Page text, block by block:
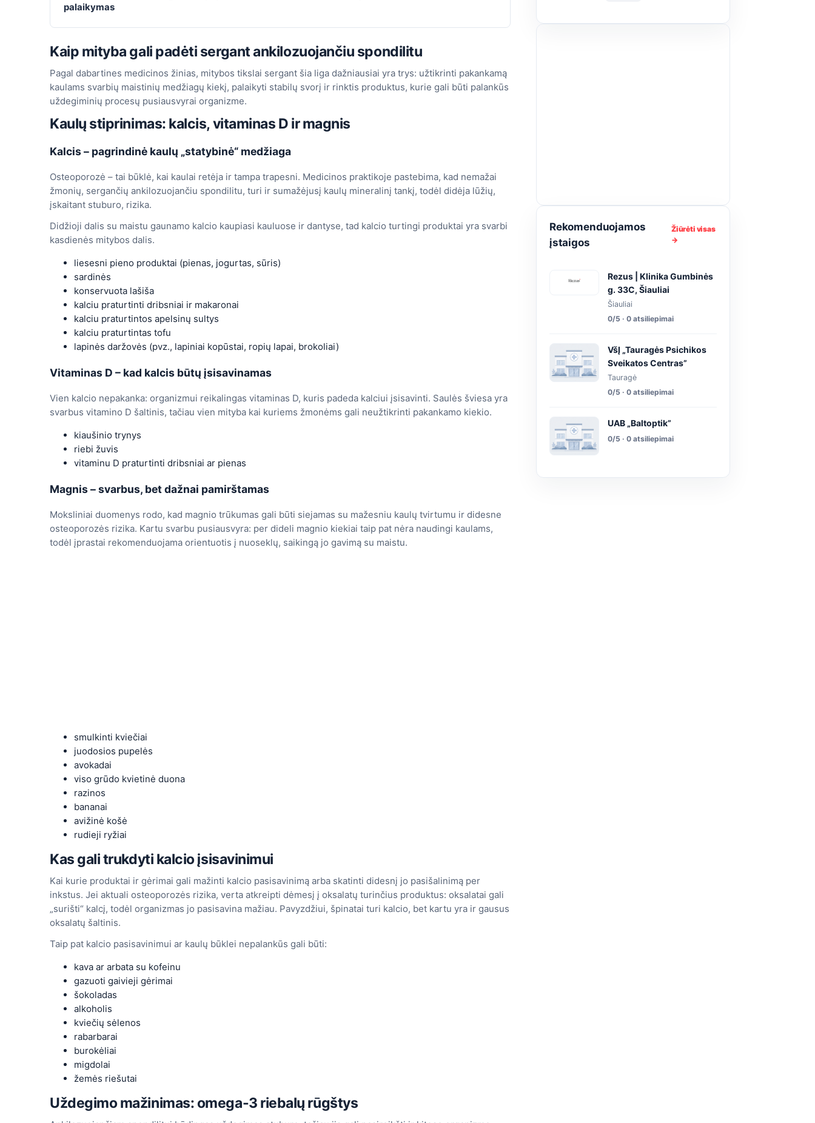
palaikymas
Kaip mityba gali padėti sergant ankilozuojančiu spondilitu
Pagal dabartines medicinos žinias, mitybos tikslai sergant šia liga dažniausiai yra trys: užtikrinti pakankamą
kaulams svarbių maistinių medžiagų kiekį, palaikyti stabilų svorį ir rinktis produktus, kurie gali būti palankūs
uždegiminių procesų pusiausvyrai organizme.
Kaulų stiprinimas: kalcis, vitaminas D ir magnis
Kalcis – pagrindinė kaulų „statybinė“ medžiaga
Osteoporozė – tai būklė, kai kaulai retėja ir tampa trapesni. Medicinos praktikoje pastebima, kad nemažai
žmonių, sergančių ankilozuojančiu spondilitu, turi ir sumažėjusį kaulų mineralinį tankį, todėl didėja lūžių,
įskaitant stuburo, rizika.
Didžioji dalis su maistu gaunamo kalcio kaupiasi kauluose ir dantyse, tad kalcio turtingi produktai yra svarbi
kasdienės mitybos dalis.
liesesni pieno produktai (pienas, jogurtas, sūris)
sardinės
konservuota lašiša
kalciu praturtinti dribsniai ir makaronai
kalciu praturtintos apelsinų sultys
kalciu praturtintas tofu
lapinės daržovės (pvz., lapiniai kopūstai, ropių lapai, brokoliai)
Vitaminas D – kad kalcis būtų įsisavinamas
Vien kalcio nepakanka: organizmui reikalingas vitaminas D, kuris padeda kalciui įsisavinti. Saulės šviesa yra
svarbus vitamino D šaltinis, tačiau vien mityba kai kuriems žmonėms gali neužtikrinti pakankamo kiekio.
kiaušinio trynys
riebi žuvis
vitaminu D praturtinti dribsniai ar pienas
Magnis – svarbus, bet dažnai pamirštamas
Moksliniai duomenys rodo, kad magnio trūkumas gali būti siejamas su mažesniu kaulų tvirtumu ir didesne
osteoporozės rizika. Kartu svarbu pusiausvyra: per dideli magnio kiekiai taip pat nėra naudingi kaulams,
todėl įprastai rekomenduojama orientuotis į nuoseklų, saikingą jo gavimą su maistu.
smulkinti kviečiai
juodosios pupelės
avokadai
viso grūdo kvietinė duona
razinos
bananai
avižinė košė
rudieji ryžiai
Kas gali trukdyti kalcio įsisavinimui
Kai kurie produktai ir gėrimai gali mažinti kalcio pasisavinimą arba skatinti didesnį jo pasišalinimą per
inkstus. Jei aktuali osteoporozės rizika, verta atkreipti dėmesį į oksalatų turinčius produktus: oksalatai gali
„surišti“ kalcį, todėl organizmas jo pasisavina mažiau. Pavyzdžiui, špinatai turi kalcio, bet kartu yra ir gausus
oksalatų šaltinis.
Taip pat kalcio pasisavinimui ar kaulų būklei nepalankūs gali būti:
kava ar arbata su kofeinu
gazuoti gaivieji gėrimai
šokoladas
alkoholis
kviečių sėlenos
rabarbarai
burokėliai
migdolai
žemės riešutai
Uždegimo mažinimas: omega-3 riebalų rūgštys
Rekomenduojamos
įstaigos
Žiūrėti visas
→
Rezus | Klinika Gumbinės
g. 33C, Šiauliai
Šiauliai
0/5 · 0 atsiliepimai
VšĮ „Tauragės Psichikos
Sveikatos Centras”
Tauragė
0/5 · 0 atsiliepimai
UAB „Baltoptik”
0/5 · 0 atsiliepimai